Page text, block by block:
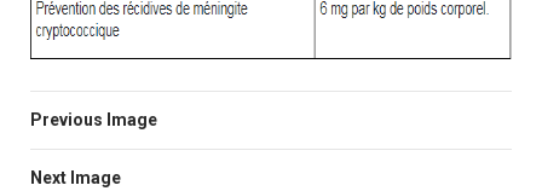
Previous Image
Next Image